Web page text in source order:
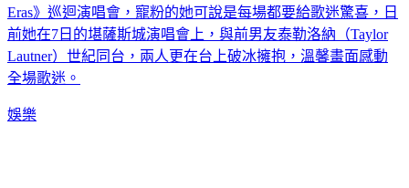
Eras》巡迴演唱會，寵粉的她可說是每場都要給歌迷驚喜，日
前她在7日的堪薩斯城演唱會上，與前男友泰勒洛納（Taylor
Lautner）世紀同台，兩人更在台上破冰擁抱，溫馨畫面感動
全場歌迷。
娛樂